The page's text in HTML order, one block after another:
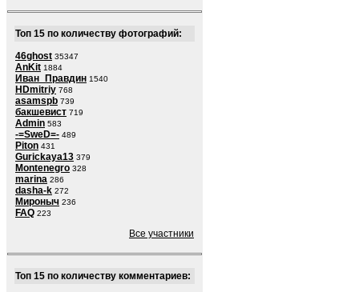
Топ 15 по количеству фотографий:
46ghost 35347
AnKit 1884
Иван_Правдин 1540
HDmitriy 768
asamspb 739
бакшевист 719
Admin 583
-=SweD=- 489
Piton 431
Gurickaya13 379
Montenegro 328
marina 286
dasha-k 272
Мироныч 236
FAQ 223
Все участники
Топ 15 по количеству комментариев: